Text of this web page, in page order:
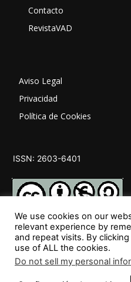
Contacto
RevistaVAD
Aviso Legal
Privacidad
Política de Cookies
ISSN: 2603-6401
We use cookies on our
relevant experience by
and repeat visits. By
use of ALL the cookies.
Do not sell my personal